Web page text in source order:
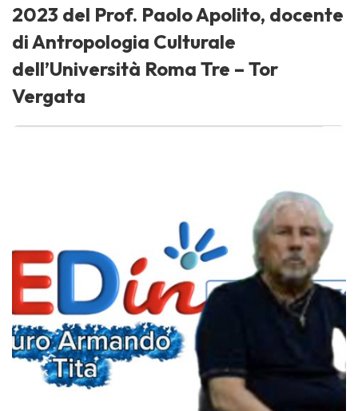
2023 del Prof. Paolo Apolito, docente
di Antropologia Culturale
dell’Università Roma Tre – Tor
Vergata